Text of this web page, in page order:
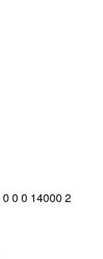
0 0 0 14000 2